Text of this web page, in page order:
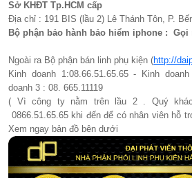
Sở KHĐT Tp.HCM cấp
Địa chỉ : 191 BIS (lầu 2) Lê Thánh Tôn, P.
Bộ phận bảo hành bảo hiểm iphone : Gọi
Ngoài ra Bộ phận bán linh phụ kiện (http://
Kinh doanh 1:08.66.51.65.65 - Kinh
doanh 3 : 08. 665.11119
( Vì công ty nằm trên lầu 2 . Quý
0866.51.65.65 khi đến để có nhân viên hỗ
Xem ngay bản đồ bên dưới